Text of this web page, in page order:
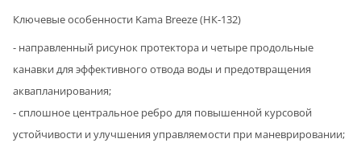
Ключевые особенности Kama Breeze (НК‑132)
- направленный рисунок протектора и четыре продольные
канавки для эффективного отвода воды и предотвращения
аквапланирования;
- сплошное центральное ребро для повышенной курсовой
устойчивости и улучшения управляемости при маневрировании;